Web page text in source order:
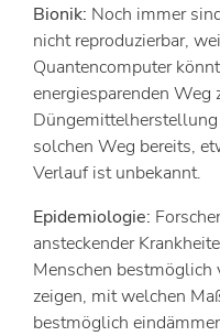
Bionik: Noch immer
nicht reproduzierbar,
Quantencomputer
energiesparenden
solchen Weg bereits,
Verlauf ist unbekannt.
Epidemiologie:
ansteckender
Menschen bestmöglich
zeigen, mit welchen
bestmöglich